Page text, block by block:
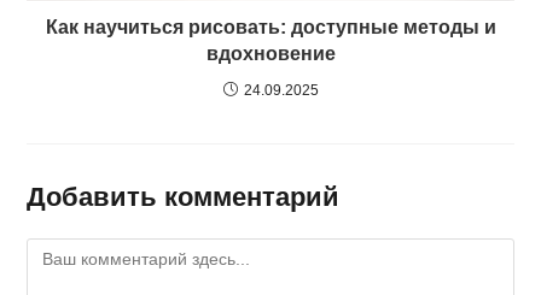
Как научиться рисовать: доступные методы и
вдохновение
24.09.2025
Добавить комментарий
Комментарий